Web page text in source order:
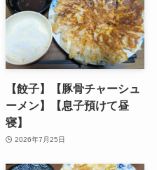
【餃子】【豚骨チャーシュ
ーメン】【息子預けて昼
寝】
2026年7月25日